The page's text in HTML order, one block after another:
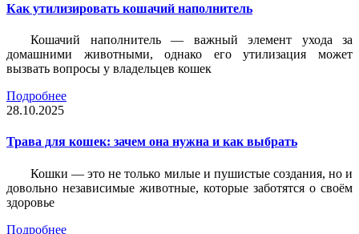
Как утилизировать кошачий наполнитель
Кошачий наполнитель — важный элемент ухода за
домашними животными, однако его утилизация может
вызвать вопросы у владельцев кошек
Подробнее
28.10.2025
Трава для кошек: зачем она нужна и как выбрать
Кошки — это не только милые и пушистые создания, но и
довольно независимые животные, которые заботятся о своём
здоровье
Подробнее